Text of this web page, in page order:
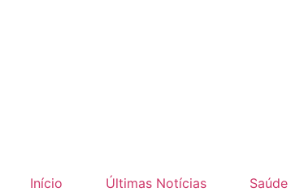
Início Últimas Notícias Saúde